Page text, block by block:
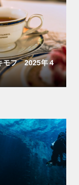
モフ 2025年４